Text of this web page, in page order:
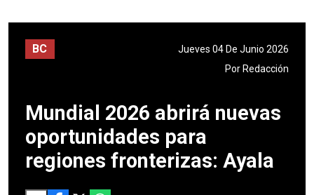
BC
Jueves 04 De Junio 2026
Por Redacción
Mundial 2026 abrirá nuevas
oportunidades para
regiones fronterizas: Ayala